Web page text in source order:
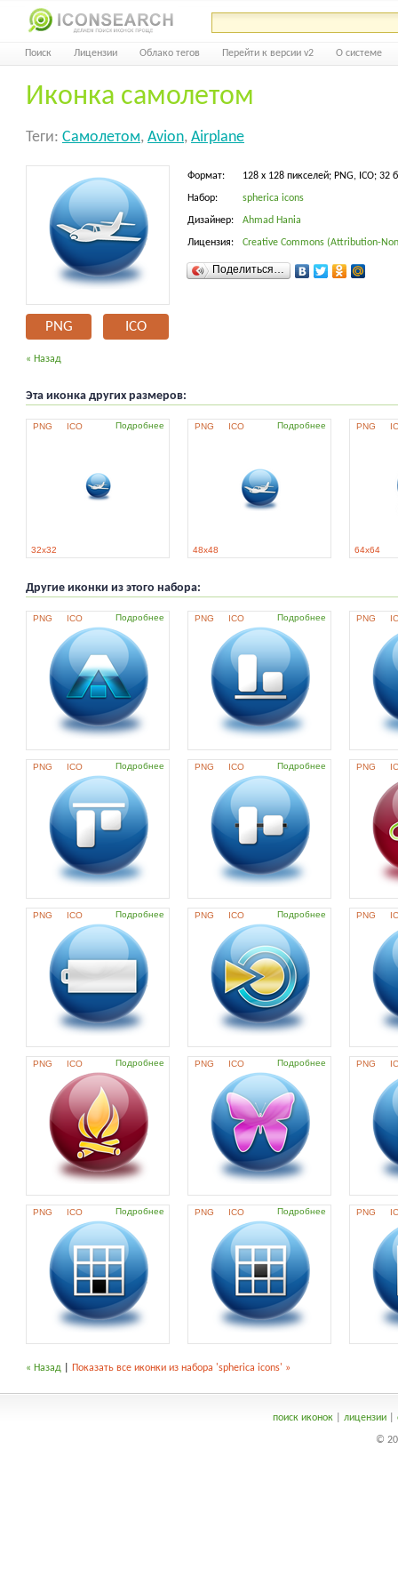
Поиск Лицензии Облако тегов Перейти к версии v2 О системе
Иконка самолетом
Теги: Самолетом, Avion, Airplane
PNG ICO
Формат: 128 x 128 пикселей; PNG, ICO; 32
Набор: spherica icons
Дизайнер: Ahmad Hania
Лицензия: Creative Commons (Attribution-
Поделиться…
« Назад
Эта иконка других размеров:
PNG ICO Подробнее
32x32
PNG ICO Подробнее
48x48
PNG
64x64
Другие иконки из этого набора:
PNG ICO Подробнее PNG ICO Подробнее PNG
PNG ICO Подробнее PNG ICO Подробнее PNG
PNG ICO Подробнее PNG ICO Подробнее PNG
PNG ICO Подробнее PNG ICO Подробнее PNG
PNG ICO Подробнее PNG ICO Подробнее PNG
« Назад Показать все иконки из набора 'spherica icons' »
поиск иконок| лицензии|
©